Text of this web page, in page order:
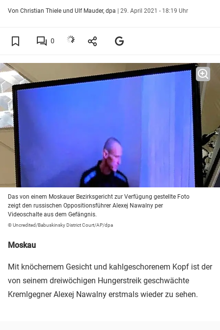
Von Christian Thiele und Ulf Mauder, dpa | 29. April 2021 - 18:19 Uhr
0
Das von einem Moskauer Bezirksgericht zur Verfügung gestellte Foto
zeigt den russischen Oppositionsführer Alexej Nawalny per
Videoschalte aus dem Gefängnis.
© Uncredited/Babuskinsky District Court/AP/dpa
Moskau
Mit knöchernem Gesicht und kahlgeschorenem Kopf ist der
von seinem dreiwöchigen Hungerstreik geschwächte
Kremlgegner Alexej Nawalny erstmals wieder zu sehen.